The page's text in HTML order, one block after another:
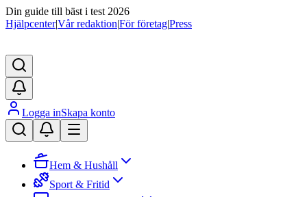
Din guide till bäst i test 2026
Hjälpcenter|Vår redaktion|För företag|Press
Logga inSkapa konto
Hem & Hushåll
Sport & Fritid